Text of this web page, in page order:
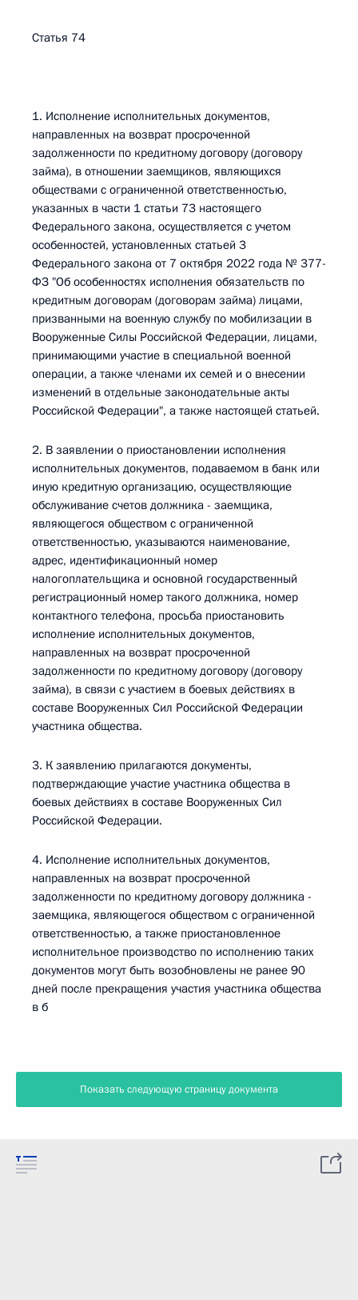
Статья 74
1. Исполнение исполнительных документов,
направленных на возврат просроченной
задолженности по кредитному договору (договору
займа), в отношении заемщиков, являющихся
обществами с ограниченной ответственностью,
указанных в части 1 статьи 73 настоящего
Федерального закона, осуществляется с учетом
особенностей, установленных статьей 3
Федерального закона от 7 октября 2022 года № 377-
ФЗ "Об особенностях исполнения обязательств по
кредитным договорам (договорам займа) лицами,
призванными на военную службу по мобилизации в
Вооруженные Силы Российской Федерации, лицами,
принимающими участие в специальной военной
операции, а также членами их семей и о внесении
изменений в отдельные законодательные акты
Российской Федерации", а также настоящей статьей.
2. В заявлении о приостановлении исполнения
исполнительных документов, подаваемом в банк или
иную кредитную организацию, осуществляющие
обслуживание счетов должника - заемщика,
являющегося обществом с ограниченной
ответственностью, указываются наименование,
адрес, идентификационный номер
налогоплательщика и основной государственный
регистрационный номер такого должника, номер
контактного телефона, просьба приостановить
исполнение исполнительных документов,
направленных на возврат просроченной
задолженности по кредитному договору (договору
займа), в связи с участием в боевых действиях в
составе Вооруженных Сил Российской Федерации
участника общества.
3. К заявлению прилагаются документы,
подтверждающие участие участника общества в
боевых действиях в составе Вооруженных Сил
Российской Федерации.
4. Исполнение исполнительных документов,
направленных на возврат просроченной
задолженности по кредитному договору должника -
заемщика, являющегося обществом с ограниченной
ответственностью, а также приостановленное
исполнительное производство по исполнению таких
документов могут быть возобновлены не ранее 90
дней после прекращения участия участника общества
в б
Показать следующую страницу документа